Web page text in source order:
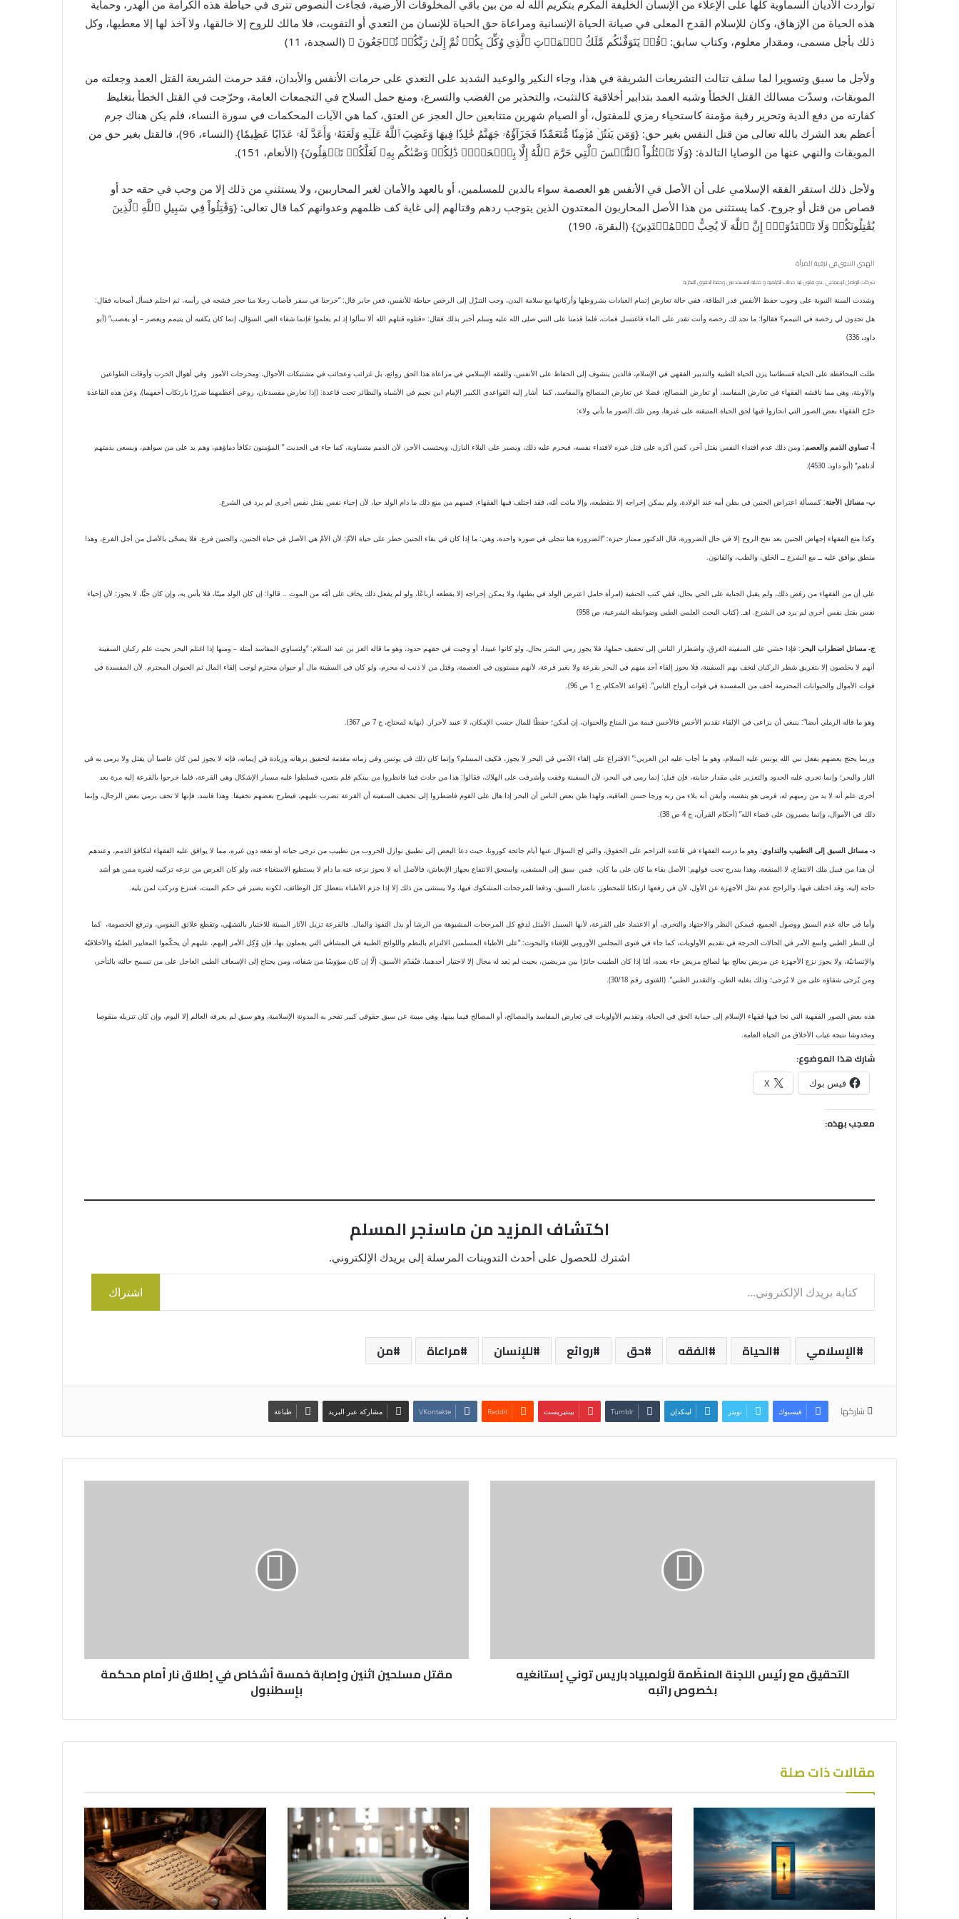
تواردت الأديان السماوية كلها على الإعلاء من الإنسان الخليفة المكرم بتكريم الله له من بين باقي المخلوقات الأرضية، فجاءت النصوص تترى في حياطة هذه الكرامة من الهدر، وحماية
هذه الحياة من الإزهاق، وكان للإسلام القدح المعلى في صيانة الحياة الإنسانية ومراعاة حق الحياة للإنسان من التعدي أو التفويت، فلا مالك للروح إلا خالقها، ولا آخذ لها إلا معطيها، وكل
ذلك بأجل مسمى، ومقدار معلوم، وكتاب سابق: ﴿قُلۡ ‌يَتَوَفَّىٰكُم مَّلَكُ ٱلۡمَوۡتِ ٱلَّذِي وُكِّلَ بِكُمۡ ثُمَّ إِلَىٰ رَبِّكُمۡ تُرۡجَعُونَ ﴾ (السجدة، 11)
ولأجل ما سبق وتسويرا لما سلف تتالت التشريعات الشريفة في هذا، وجاء النكير والوعيد الشديد على التعدي على حرمات الأنفس والأبدان، فقد حرمت الشريعة القتل العمد وجعلته من
الموبقات، وسدّت مسالك القتل الخطأ وشبه العمد بتدابير أخلاقية كالتثبت، والتحذير من الغضب والتسرع، ومنع حمل السلاح في التجمعات العامة، وحرّجت في القتل الخطأ بتغليظ
كفارته من دفع الدية وتحرير رقبة مؤمنة كاستحياء رمزي للمقتول، أو الصيام شهرين متتابعين حال العجز عن العتق، كما هي الآيات المحكمات في سورة النساء، فلم يكن هناك جرم
أعظم بعد الشرك بالله تعالى من قتل النفس بغير حق: {وَمَن ‌يَقۡتُلۡ مُؤۡمِنٗا مُّتَعَمِّدٗا فَجَزَآؤُهُۥ جَهَنَّمُ خَٰلِدٗا فِيهَا وَغَضِبَ ٱللَّهُ عَلَيۡهِ وَلَعَنَهُۥ وَأَعَدَّ لَهُۥ عَذَابًا عَظِيمٗا} (النساء، 96)، فالقتل بغير حق من
الموبقات والنهي عنها من الوصايا التالدة: {وَلَا تَقۡتُلُواْ ٱلنَّفۡسَ ٱلَّتِي حَرَّمَ ٱللَّهُ إِلَّا بِٱلۡحَقِّۚ ذَٰلِكُمۡ ‌وَصَّىٰكُم بِهِۦ لَعَلَّكُمۡ تَعۡقِلُونَ} (الأنعام، 151).
ولأجل ذلك استقر الفقه الإسلامي على أن الأصل في الأنفس هو العصمة سواء بالدين للمسلمين، أو بالعهد والأمان لغير المحاربين، ولا يستثني من ذلك إلا من وجب في حقه حد أو
قصاص من قتل أو جروح. كما يستثنى من هذا الأصل المحاربون المعتدون الذين يتوجب ردهم وقتالهم إلى غاية كف ظلمهم وعدوانهم كما قال تعالى: {وَقَٰتِلُواْ فِي سَبِيلِ ٱللَّهِ ٱلَّذِينَ
‌يُقَٰتِلُونَكُمۡ وَلَا تَعۡتَدُوٓاْۚ إِنَّ ٱللَّهَ لَا يُحِبُّ ٱلۡمُعۡتَدِينَ} (البقرة، 190)
الهدي النبوي في ترقية المرأة
شركات التواصل الإجتماعي..نحو قانون لنبذ خطاب الكراهية و حماية المستخدمين وحفظ الحقوق الفكرية
وشددت السنة النبوية على وجوب حفظ الأنفس قدر الطاقة، ففي حالة تعارض إتمام العبادات بشروطها وأركانها مع سلامة البدن، وجب التنزّل إلى الرخص حياطة للأنفس، فعن جابر قال: “خرجنا في سفر فأصاب رجلا منا حجر فشجه في رأسه، ثم احتلم فسأل أصحابه فقال:
هل تجدون ‌لي ‌رخصة ‌في ‌التيمم؟ فقالوا: ما نجد لك رخصة وأنت تقدر على الماء فاغتسل فمات، فلما قدمنا على النبي صلى الله عليه وسلم أخبر بذلك فقال: «قتلوه قتلهم الله ألا سألوا إذ لم يعلموا فإنما شفاء العي السؤال، إنما كان يكفيه أن يتيمم ويعصر – أو يعصب” (أبو
داود، 336)
ظلت المحافظة على الحياة قسطاسا يزن الحياة الطبية والتدبير الفقهي في الإسلام، فالدين يتشوف إلى الحفاظ على الأنفس، وللفقه الإسلامي في مراعاة هذا الحق روائع، بل غرائب وعجائب في مشتبكات الأحوال، ومحرجات الأمور وفي أهوال الحرب وأوقات الطواعين
والأوبئة، وهي مما ناقشه الفقهاء في تعارض المفاسد، أو تعارض المصالح، فضلا عن تعارض المصالح والمفاسد، كما أشار إليه القواعدي الكبير الإمام ابن نجيم في الأشباه والنظائر تحت قاعدة: (إذا تعارض مفسدتان، روعي أعظمهما ضررًا بارتكاب أخفهما)، وعن هذه القاعدة
خرّج الفقهاء بعض الصور التي انحازوا فيها لحق الحياة المتيقنة على غيرها، ومن تلك الصور ما يأتي ولاء:
أ- تساوي الذمم والعصم: ومن ذلك عدم افتداء النفس بقتل آخر، كمن أكره على قتل غيره لافتداء نفسه، فيحرم عليه ذلك، ويصبر على البلاء النازل، ويحتسب الأجر، لأن الذمم متساوية، كما جاء في الحديث ” المؤمنون ‌تكافأ ‌دماؤهم، وهم يد على من سواهم، ويسعى بذمتهم
أدناهم” (أبو داود، 4530).
ب- مسائل الأجنة: كمسألة اعتراض الجنين في بطن أمه عند الولادة، ولم يمكن إخراجه إلا بتقطيعه، وإلا ماتت أمّه، فقد اختلف فيها الفقهاء، فمنهم من منع ذلك ما دام الولد حيا، لأن إحياء نفس بقتل نفس أخرى لم يرد في الشرع.
وكذا منع الفقهاء إجهاض الجنين بعد نفخ الروح إلا في حال الضرورة، قال الدكتور ممتاز حيزة: “الضرورة هنا تتجلى في صورة واحدة، وهي: ما إذا كان في بقاء الجنين خطر على حياة الأمّ؛ لأن الأمّ هي الأصل في حياة الجنين، والجنين فرع، فلا يضحّى بالأصل من أجل الفرع، وهذا
منطق يوافق عليه ــ مع الشرع ــ الخلق، والطب، والقانون.
على أن من الفقهاء من رفض ذلك، ولم يقبل الجناية على الحي بحال، ففي كتب الحنفية (امرأة حامل اعترض الولد في بطنها، ولا يمكن إخراجه إلا بقطعه أرباعًا، ولو لم يفعل ذلك يخاف على أمّه من الموت .. قالوا: إن كان الولد ميتًا، فلا بأس به، وإن كان حيًّا، لا يجوز؛ لأن إحياء
نفس بقتل نفس أخرى لم يرد في الشرع. اهـ. (كتاب البحث العلمي الطبي وضوابطه الشرعية، ص 958)
ج- مسائل اضطراب البحر : فإذا خشي على السفينة الغرق، واضطرار الناس إلى تخفيف حملها، فلا يجوز رمي البشر بحال، ولو كانوا عبيدا، أو وجبت في حقهم حدود، وهو ما قاله العز بن عبد السلام: “ولتساوي المفاسد أمثلة – ومنها إذا ‌اغتلم ‌البحر بحيث علم ركبان السفينة
أنهم لا يخلصون إلا بتغريق شطر الركبان لتخف بهم السفينة، فلا يجوز إلقاء أحد منهم في البحر بقرعة ولا بغير قرعة، لأنهم مستوون في العصمة، وقتل من لا ذنب له محرم، ولو كان في السفينة مال أو حيوان محترم لوجب إلقاء المال ثم الحيوان المحترم. لأن المفسدة في
فوات الأموال والحيوانات المحترمة أخف من المفسدة في فوات أرواح الناس”. (قواعد الأحكام، ج 1 ص 96).
وهو ما قاله الرملي أيضا”: ينبغي أن يراعى في الإلقاء تقديم الأخس فالأخس قيمة من المتاع والحيوان، إن أمكن؛ حفظًا للمال حسب الإمكان، لا عبيد لأحرار. (نهاية لمحتاج، ج 7 ص 367).
وربما يحتج بعضهم بفعل نبي الله يونس عليه السلام، وهو ما أجاب عليه ابن العربي:” الاقتراع على إلقاء الآدمي في البحر لا يجوز، فكيف المسلم؟ وإنما كان ذلك في يونس وفي زمانه مقدمة لتحقيق برهانه وزيادة في إيمانه، فإنه لا يجوز لمن كان عاصيا أن يقتل ولا يرمى به في
النار والبحر؛ وإنما تجري عليه الحدود والتعزير على مقدار جنايته، فإن قيل: إنما رمي في البحر، لأن السفينة وقفت وأشرفت على الهلاك، فقالوا: هذا من حادث فينا فانظروا من بينكم فلم يتعين، فسلطوا عليه مسبار الإشكال وهي القرعة، فلما خرجوا بالقرعة إليه مرة بعد
أخرى علم أنه لا بد من رميهم له، فرمى هو بنفسه، وأيقن أنه بلاء من ربه ورجا حسن العاقبة، ولهذا ظن بعض الناس أن البحر إذا هال على القوم ‌فاضطروا ‌إلى ‌تخفيف ‌السفينة أن القرعة تضرب عليهم، فيطرح بعضهم تخفيفا. وهذا فاسد، فإنها لا تخف برمي بعض الرجال، وإنما
ذلك في الأموال، وإنما يصبرون على قضاء الله” (أحكام القرآن، ج 4 ص 38).
د- مسائل السبق إلى التطبيب والتداوي: وهو ما درسه الفقهاء في قاعدة التزاحم على الحقوق، والتي لج السؤال عنها أيام جائحة كورونا، حيث دعا البعض إلى تطبيق نوازل الحروب من تطبيب من ترجى حياته أو نفعه دون غيره، مما لا يوافق عليه الفقهاء لتكافؤ الذمم، وعندهم
أن هذا من قبيل ملك الانتفاع، لا المنفعة، وهذا يندرج تحت قولهم: الأصل بقاء ما كان على ما كان، فمن سبق إلى المشفى، واستحق الانتفاع بجهاز الإنعاش، فالأصل أنه لا يجوز نزعه عنه ما دام لا يستطيع الاستغناء عنه، ولو كان الغرض من نزعه تركيبه لغيره ممن هو أشد
حاجة إليه، وقد اختلف فيها، والراجح عدم نقل الأجهزة عن الأول، لأن في رفعها ارتكابا للمحظور، باعتبار السبق، ودفعا للمرجحات المشكوك فيها، ولا يستثنى من ذلك إلا إذا جزم الأطباء بتعطل كل الوظائف، لكونه يصير في حكم الميت، فتنزع وتركب لمن يليه.
وأما في حالة عدم السبق ووصول الجميع، فيمكن النظر والاجتهاد والتحري، أو الاعتماد على القرعة، لأنها السبيل الأمثل لدفع كل المرجحات المشبوهة من الرشا أو بذل النفوذ والمال. فالقرعة تزيل الآثار السيئة للاختيار بالتشهّي، وتقطع علائق النفوس، وترفع الخصومة، كما
أن للنظر الطبي واسع الأمر في الحالات الحرجة في تقديم الأولويات، كما جاء في فتوى المجلس الأوروبي للإفتاء والبحوث: “على الأطباء المسلمين الالتزام بالنظم واللوائح الطبية في المشافي التي يعملون بها، فإن وُكِل الأمر إليهم، عليهم أن يحكّموا المعايير الطبيّة والأخلاقيّة
والإنسانيّة، ولا يجوز نزع الأجهزة عن مريض يعالج بها لصالح مريض جاء بعده، أمّا إذا كان الطبيب حائرًا بين مريضين، بحيث لم يَعد له مجال إلا لاختيار أحدهما، فيُقدّم الأسبق، إلّا إن كان ميؤوسًا من شفائه، ومن يحتاج إلى الإسعاف الطبي العاجل على من تسمح حالته بالتأخر،
ومن يُرجى شفاؤه على من لا يُرجى؛ وذلك بغلبة الظن، والتقدير الطبي”. (الفتوى رقم 30/18).
هذه بعض الصور الفقهية التي نحا فيها فقهاء الإسلام إلى حماية الحق في الحياة، وتقديم الأولويات في تعارض المفاسد والمصالح، أو المصالح فيما بينها، وهي مبينة عن سبق حقوقي كبير تفخر به المدونة الإسلامية، وهو سبق لم يعرفه العالم إلا اليوم، وإن كان تنزيله منقوصا
ومخدوشا نتيجة غياب الأخلاق من الحياة العامة.
شارك هذا الموضوع:
فيس بوك X
معجب بهذه:
اكتشاف المزيد من ماسنجر المسلم
اشترك للحصول على أحدث التدوينات المرسلة إلى بريدك الإلكتروني.
كتابة بريدك الإلكتروني...
اشتراك
الإسلامي الحياة الفقه حق روائع للإنسان مراعاة من
شاركها فيسبوك تويتر لينكدإن بينتيريست مشاركة عبر البريد طباعة
التحقيق مع رئيس اللجنة المنظّمة لأولمبياد باريس توني إستانغيه
بخصوص راتبه
مقتل مسلحين اثنين وإصابة خمسة أشخاص في إطلاق نار أمام محكمة
بإسطنبول
مقالات ذات صلة